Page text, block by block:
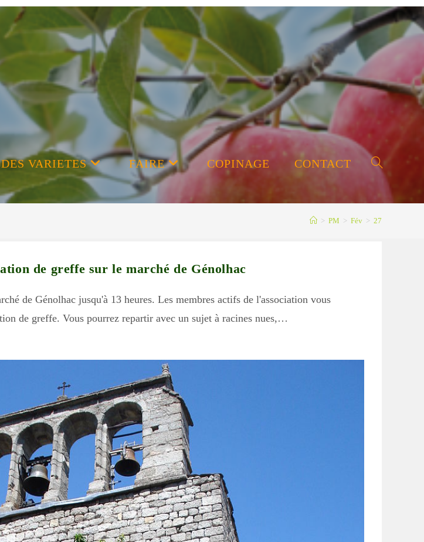
VARIETES FAIRE COPINAGE CONTACT Toggle
> PM > Fév > 27
de greffe sur le marché de Génolhac
de Génolhac jusqu'à 13 heures. Les membres actifs de l'association vous
de greffe. Vous pourrez repartir avec un sujet à racines nues,…